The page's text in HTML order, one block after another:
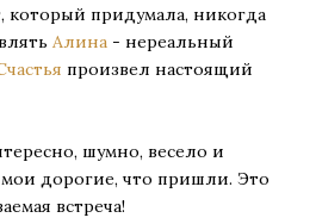
который придумала, никогда
Алина - нереальный
произвел настоящий
шумно, весело и
мои дорогие, что пришли. Это
встреча!